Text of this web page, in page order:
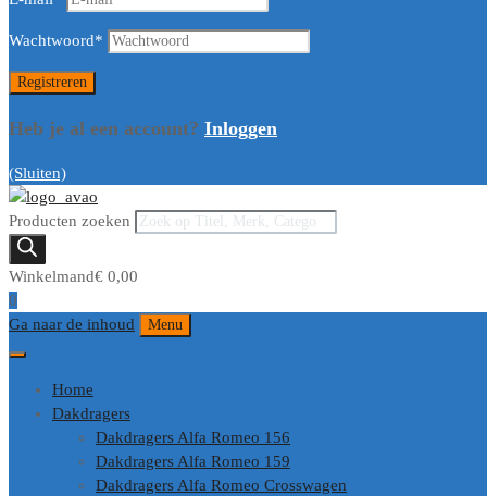
Wachtwoord*
Heb je al een account? Inloggen
(Sluiten)
Producten zoeken
Winkelmand€ 0,00
0
Ga naar de inhoud
Menu
Home
Dakdragers
Dakdragers Alfa Romeo 156
Dakdragers Alfa Romeo 159
Dakdragers Alfa Romeo Crosswagen